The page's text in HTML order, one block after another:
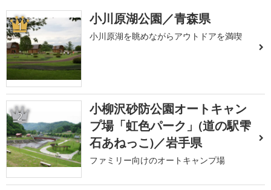
1 小川原湖公園／青森県
小川原湖を眺めながらアウトドアを満喫
2
小柳沢砂防公園オートキャン
プ場「虹色パーク」(道の駅雫
石あねっこ)／岩手県
ファミリー向けのオートキャンプ場